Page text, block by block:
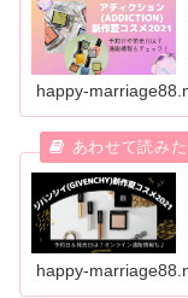
happy-
happy-